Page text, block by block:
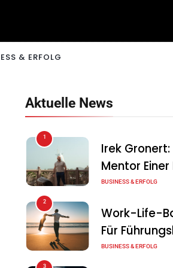
& ERFOLG
Aktuelle News
1
Irek Gronert:
Mentor
Generation
BUSINESS & ERFOLG
2
Work-Life-
Für
Illusion Oder
BUSINESS & ERFOLG
3